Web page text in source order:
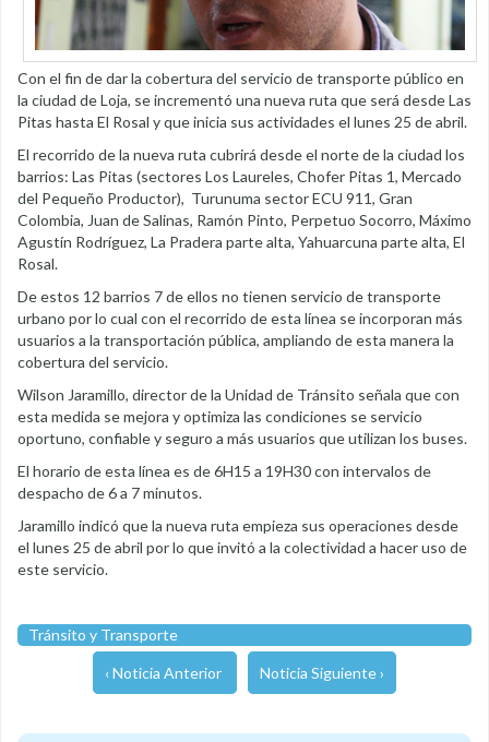
Con el fin de dar la cobertura del servicio de transporte público en
la ciudad de Loja, se incrementó una nueva ruta que será desde Las
Pitas hasta El Rosal y que inicia sus actividades el lunes 25 de abril.
El recorrido de la nueva ruta cubrirá desde el norte de la ciudad los
barrios: Las Pitas (sectores Los Laureles, Chofer Pitas 1, Mercado
del Pequeño Productor), Turunuma sector ECU 911, Gran
Colombia, Juan de Salinas, Ramón Pinto, Perpetuo Socorro, Máximo
Agustín Rodríguez, La Pradera parte alta, Yahuarcuna parte alta, El
Rosal.
De estos 12 barrios 7 de ellos no tienen servicio de transporte
urbano por lo cual con el recorrido de esta línea se incorporan más
usuarios a la transportación pública, ampliando de esta manera la
cobertura del servicio.
Wilson Jaramillo, director de la Unidad de Tránsito señala que con
esta medida se mejora y optimiza las condiciones se servicio
oportuno, confiable y seguro a más usuarios que utilizan los buses.
El horario de esta línea es de 6H15 a 19H30 con intervalos de
despacho de 6 a 7 minutos.
Jaramillo indicó que la nueva ruta empieza sus operaciones desde
el lunes 25 de abril por lo que invitó a la colectividad a hacer uso de
este servicio.
Tránsito y Transporte
‹ Noticia Anterior Noticia Siguiente ›